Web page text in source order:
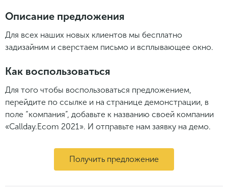
Описание предложения
Для всех наших новых клиентов мы бесплатно
задизайним и сверстаем письмо и всплывающее окно.
Как воспользоваться
Для того чтобы воспользоваться предложением,
перейдите по ссылке и на странице демонстрации, в
поле “компания”, добавьте к названию своей компании
«Callday.Ecom 2021». И отправьте нам заявку на демо.
Получить предложение